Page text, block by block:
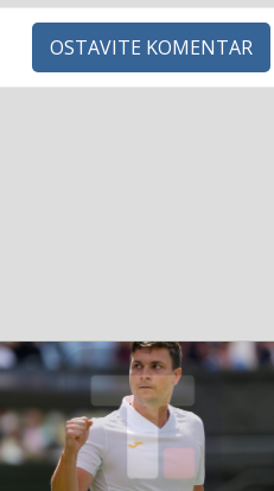
OSTAVITE KOMENTAR